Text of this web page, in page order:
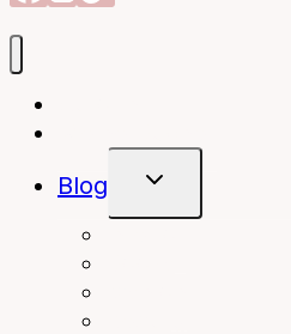
Blog
Untermenü